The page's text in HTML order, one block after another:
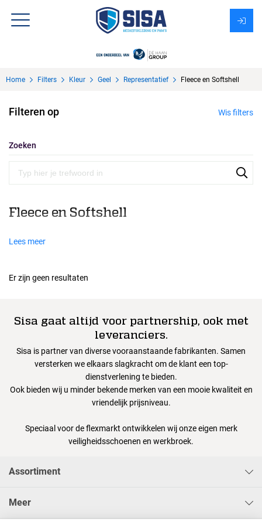
Over Sisa
KMS
Uitzendbureau?
Home Filters Kleur Geel Representatief Fleece en Softshell
Filteren op Wis filters
Zoeken
Fleece en Softshell
Lees meer
Er zijn geen resultaten
Sisa gaat altijd voor partnership, ook met
leveranciers.
Sisa is partner van diverse vooraanstaande fabrikanten. Samen
versterken we elkaars slagkracht om de klant een top-
dienstverlening te bieden.
Ook bieden wij u minder bekende merken van een mooie kwaliteit en
vriendelijk prijsniveau.
Speciaal voor de flexmarkt ontwikkelen wij onze eigen merk
veiligheidsschoenen en werkbroek.
Assortiment
Meer